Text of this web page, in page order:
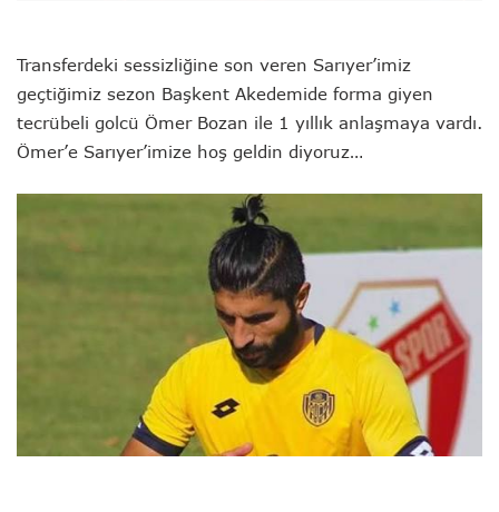
Transferdeki sessizliğine son veren Sarıyer’imiz
geçtiğimiz sezon Başkent Akedemide forma giyen
tecrübeli golcü Ömer Bozan ile 1 yıllık anlaşmaya vardı.
Ömer’e Sarıyer’imize hoş geldin diyoruz…